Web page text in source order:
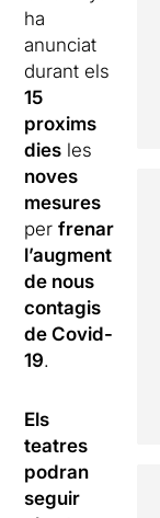
ha
anunciat
durant els
15
proxims
dies les
noves
mesures
perfrenar
l’augment
de nous
contagis
de Covid-
19.
Els
teatres
podran
seguir